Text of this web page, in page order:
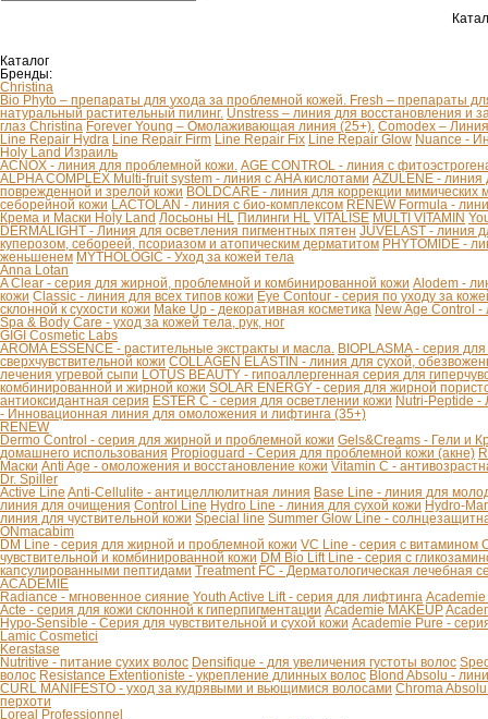
Каталог
Бренды:
Christina
Bio Phyto – препараты для ухода за проблемной кожей. Fresh – препараты
натуральный растительный пилинг. Unstress – линия для восстановления и
глаз Christina Forever Young – Омолаживающая линия (25+). Comodex –
Line Repair Hydra Line Repair Firm Line Repair Fix Line Repair Glow Nuance -
Holy Land Израиль
ACNOX - линия для проблемной кожи. AGE CONTROL - линия с
ALPHA COMPLEX Multi-fruit system - линия с AHA кислотами AZULENE - линия
поврежденной и зрелой кожи BOLDCARE - линия для коррекции мимических
себорейной кожи LACTOLAN - линия с био-комплексом RENEW Formula -
Крема и Маски Holy Land Лосьоны HL Пилинги HL VITALISE MULTI VITAMIN
DERMALIGHT - Линия для осветления пигментных пятен JUVELAST - линия
куперозом, себореей, псориазом и атопическим дерматитом PHYTOMIDE -
женьшенем MYTHOLOGIC - Уход за кожей тела
Anna Lotan
A Clear - серия для жирной, проблемной и комбинированной кожи Alodem -
кожи Classic - линия для всех типов кожи Eye Contour - серия по уходу за
склонной к сухости кожи Make Up - декоративная косметика New Age Control
Spa & Body Care - уход за кожей тела, рук, ног
GIGI Cosmetic Labs
AROMA ESSENCE - растительные экстракты и масла. BIOPLASMA - серия
сверхчувствительной кожи COLLAGEN ELASTIN - линия для сухой,
лечения угревой сыпи LOTUS BEAUTY - гипоаллергенная серия для
комбинированной и жирной кожи SOLAR ENERGY - серия для жирной
антиоксидантная серия ESTER C - серия для осветлении кожи Nutri-Peptide -
- Инновационная линия для омоложения и лифтинга (35+)
RENEW
Dermo Control - серия для жирной и проблемной кожи Gels&Creams - Гели и
домашнего использования Propioguard - Серия для проблемной кожи (акне)
Маски Anti Age - омоложения и восстановление кожи Vitamin C -
Dr. Spiller
Active Line Anti-Cellulite - антицеллюлитная линия Base Line - линия для
линия для очищения Control Line Hydro Line - линия для сухой кожи Hydro-
линия для чуствительной кожи Special line Summer Glow Line -
ONmacabim
DM Line - серия для жирной и проблемной кожи VC Line - серия с витамином
чувствительной и комбинированной кожи DM Bio Lift Line - cерия с
капсулированными пептидами Treatment FC - Дерматологическая лечебная
ACADEMIE
Radiance - мгновенное сияние Youth Active Lift - серия для лифтинга
Acte - серия для кожи склонной к гиперпигментации Academie MAKEUP
Hypo-Sensible - Серия для чувствительной и сухой кожи Academie Pure -
Lamic Cosmetici
Kerastase
Nutritive - питание сухих волос Densifique - для увеличения густоты волос
волос Resistance Extentioniste - укрепление длинных волос Blond Absolu -
CURL MANIFESTO - уход за кудрявыми и вьющимися волосами Chroma
перхоти
Loreal Professionnel